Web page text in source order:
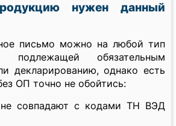
нужен данный
письмо можно на любой тип
подлежащей обязательным
декларированию, однако есть
ОП точно не обойтись:
совпадают с кодами ТН ВЭД